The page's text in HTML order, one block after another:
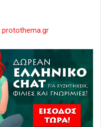
protothema.gr